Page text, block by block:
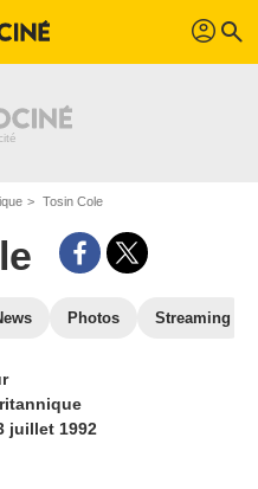
profil search
Tosin Cole
Photos Streaming
juillet 1992